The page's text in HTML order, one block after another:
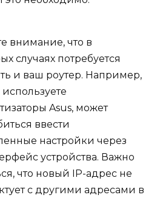
внимание, что в
случаях потребуется
и ваш роутер. Например,
Asus, может
ввести
настройки через
устройства. Важно
что новый IP-адрес не
с другими адресами в